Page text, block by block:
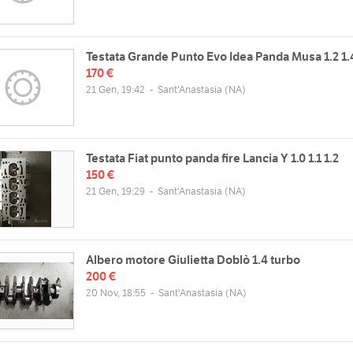
Testata Grande Punto Evo Idea Panda Musa 1.2
170 €
21 Gen, 19:42 - Sant'Anastasia (NA)
Testata Fiat punto panda fire Lancia Y 1.0 1.1 1.2
150 €
21 Gen, 19:29 - Sant'Anastasia (NA)
Albero motore Giulietta Doblò 1.4 turbo
200 €
20 Nov, 18:55 - Sant'Anastasia (NA)